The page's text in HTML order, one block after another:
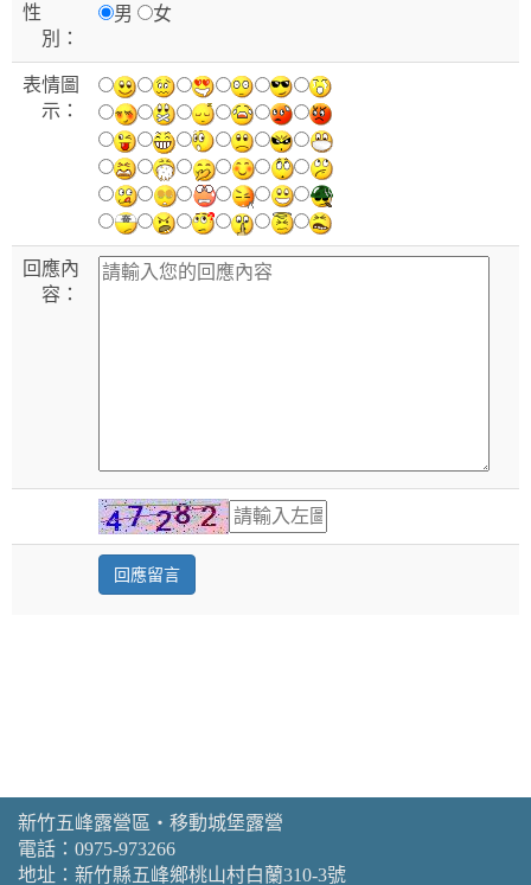
性
別：
男 女
表情圖
示：
回應內
容：
新竹五峰露營區‧移動城堡露營
電話： 0975-973266
地址：新竹縣五峰鄉桃山村白蘭310-3號